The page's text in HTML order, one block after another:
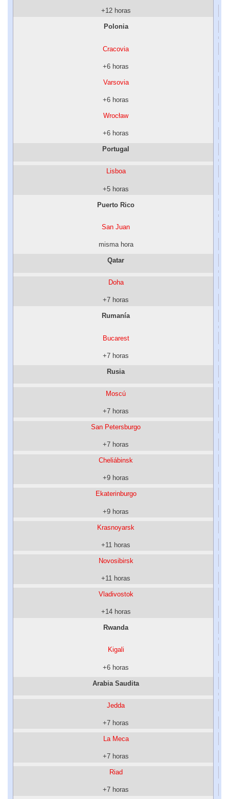
+12 horas
Polonia
Cracovia
+6 horas
Varsovia
+6 horas
Wrocław
+6 horas
Portugal
Lisboa
+5 horas
Puerto Rico
San Juan
misma hora
Qatar
Doha
+7 horas
Rumanía
Bucarest
+7 horas
Rusia
Moscú
+7 horas
San Petersburgo
+7 horas
Cheliábinsk
+9 horas
Ekaterinburgo
+9 horas
Krasnoyarsk
+11 horas
Novosibirsk
+11 horas
Vladivostok
+14 horas
Rwanda
Kigali
+6 horas
Arabia Saudita
Jedda
+7 horas
La Meca
+7 horas
Riad
+7 horas